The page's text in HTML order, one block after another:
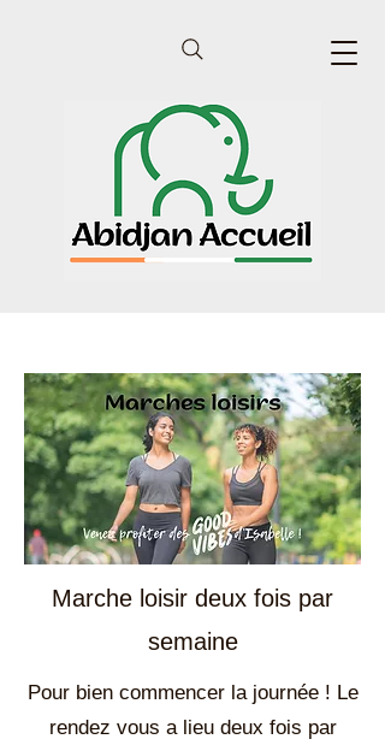
Marche loisir deux fois par
semaine
Pour bien commencer la journée ! Le
rendez vous a lieu deux fois par